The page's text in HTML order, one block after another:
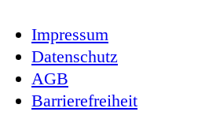
Impressum
Datenschutz
AGB
Barrierefreiheit